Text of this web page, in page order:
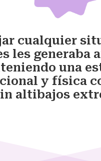
cualquier
les generaba
una
y física
altibajos